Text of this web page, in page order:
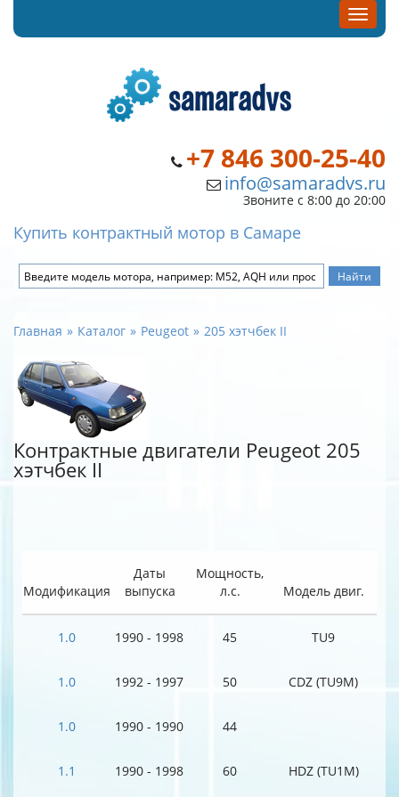
+7 846 300-25-40
info@samaradvs.ru
Звоните с 8:00 до 20:00
Купить контрактный мотор в Самаре
Главная Каталог Peugeot 205 хэтчбек II
Контрактные двигатели Peugeot 205
хэтчбек II
Модификация
Даты
выпуска
Мощность,
л.с.
Модель двиг.
1.0 1990 - 1998 45 TU9
1.0 1992 - 1997 50 CDZ (TU9M)
1.0 1990 - 1990 44
1.1 1990 - 1998 60 HDZ (TU1M)